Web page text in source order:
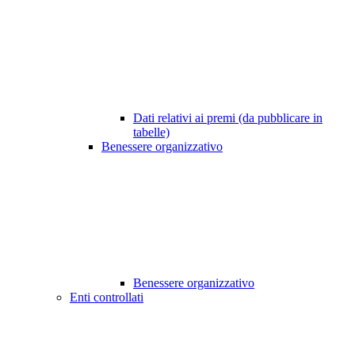
Dati relativi ai premi (da pubblicare in
tabelle)
Benessere organizzativo
Benessere organizzativo
Enti controllati